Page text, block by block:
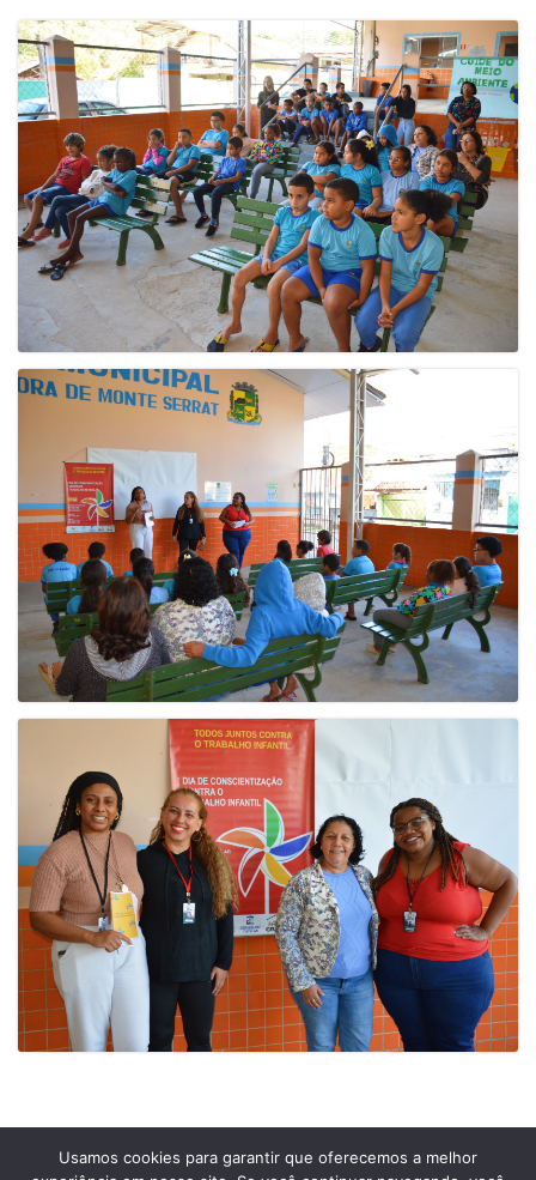
Usamos cookies para garantir que oferecemos a melhor